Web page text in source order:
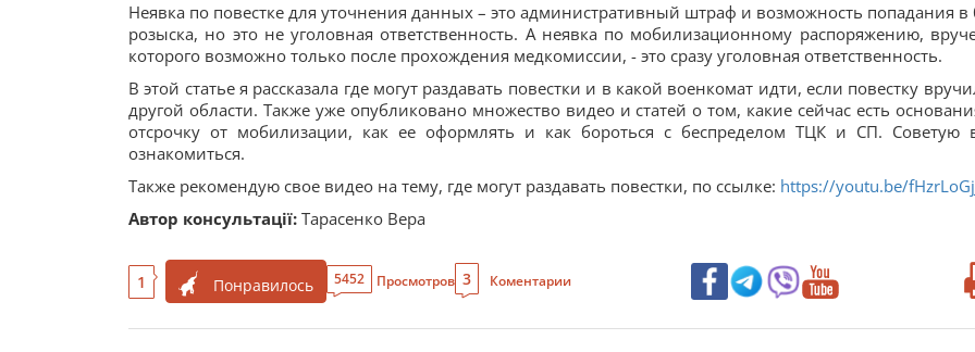
Неявка по повестке для уточнения данных – это административный штраф и возможность попадания в
розыска, но это не уголовная ответственность. А неявка по мобилизационному распоряжению,
которого возможно только после прохождения медкомиссии, - это сразу уголовная ответственность.
В этой статье я рассказала где могут раздавать повестки и в какой военкомат идти, если повестку
другой области. Также уже опубликовано множество видео и статей о том, какие сейчас есть
отсрочку от мобилизации, как ее оформлять и как бороться с беспределом ТЦК и СП. Советую
ознакомиться.
Также рекомендую свое видео на тему, где могут раздавать повестки, по ссылке: https://youtu.be/
Автор консультації: Тарасенко Вера
1 Понравилось 5452 Просмотров 3 Коментарии